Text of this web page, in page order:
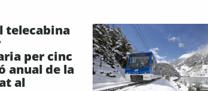
telecabina
per cinc
anual de la
al